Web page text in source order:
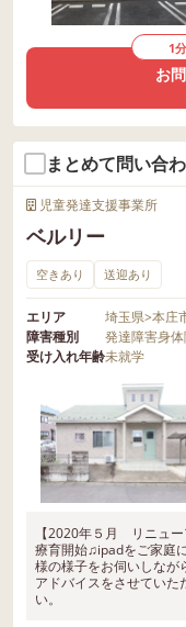
1
お
まとめて問い合
児童発達支援事業所
ベルリー
空きあり 送迎あり
エリア 埼玉県>本庄
障害種別
発達障害身
受け入れ年齢未就学
【2020年５月 リニュ
療育開始♫ipadをご家庭
様の様子をお伺いしなが
アドバイスをさせていた
い。